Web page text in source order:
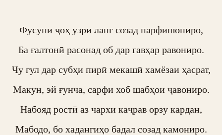
Фусуни ҷоҳ узри ланг созад парфишониро,
Ба ғалтонӣ расонад об дар гавҳар равониро.
Чу гул дар субҳи пирӣ мекашӣ хамёзаи ҳасрат,
Макун, эй ғунча, сарфи хоб шабҳои ҷавониро.
Набояд ростӣ аз чархи каҷрав орзу кардан,
Мабодо, бо хадангиҳо бадал созад камониро.